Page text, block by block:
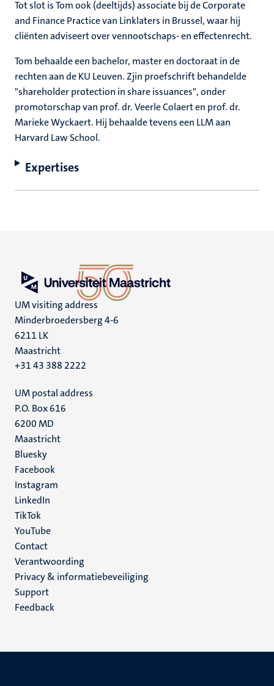
Tot slot is Tom ook (deeltijds) associate bij de Corporate
and Finance Practice van Linklaters in Brussel, waar hij
cliënten adviseert over vennootschaps- en effectenrecht.
Tom behaalde een bachelor, master en doctoraat in de
rechten aan de KU Leuven. Zjin proefschrift behandelde
"shareholder protection in share issuances", onder
promotorschap van prof. dr. Veerle Colaert en prof. dr.
Marieke Wyckaert. Hij behaalde tevens een LLM aan
Harvard Law School.
Expertises
UM visiting address
Minderbroedersberg 4-6
6211 LK
Maastricht
+31 43 388 2222
UM postal address
P.O. Box 616
6200 MD
Maastricht
Social
media
Bluesky
Facebook
Instagram
LinkedIn
TikTok
YouTube
Menu
footer
(NL)
Contact
Verantwoording
Privacy & informatiebeveiliging
Support
Feedback